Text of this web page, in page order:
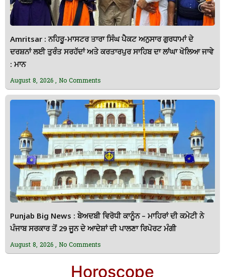
Amritsar : ਨਹਿਰੂ-ਮਾਸਟਰ ਤਾਰਾ ਸਿੰਘ ਪੈਕਟ ਅਨੁਸਾਰ ਗੁਰਧਾਮਾਂ ਦੇ
ਦਰਸ਼ਨਾਂ ਲਈ ਤੁਰੰਤ ਸਰਹੱਦਾਂ ਅਤੇ ਕਰਤਾਰਪੁਰ ਸਾਹਿਬ ਦਾ ਲਾਂਘਾ ਖੋਲਿਆ ਜਾਵੇ
: ਮਾਨ
August 8, 2026 No Comments
Punjab Big News : ਬੇਅਦਬੀ ਵਿਰੋਧੀ ਕਾਨੂੰਨ – ਮਾਹਿਰਾਂ ਦੀ ਕਮੇਟੀ ਨੇ
ਪੰਜਾਬ ਸਰਕਾਰ ਤੋਂ 29 ਜੂਨ ਦੇ ਆਦੇਸ਼ਾਂ ਦੀ ਪਾਲਣਾ ਰਿਪੋਰਟ ਮੰਗੀ
August 8, 2026 No Comments
Horoscope